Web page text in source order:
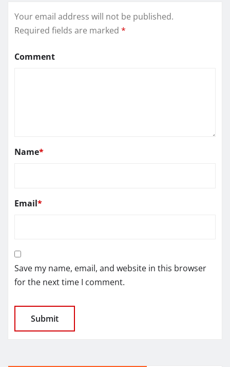
Your email address will not be published.
Required fields are marked *
Comment
Name*
Email*
Save my name, email, and website in this browser
for the next time I comment.